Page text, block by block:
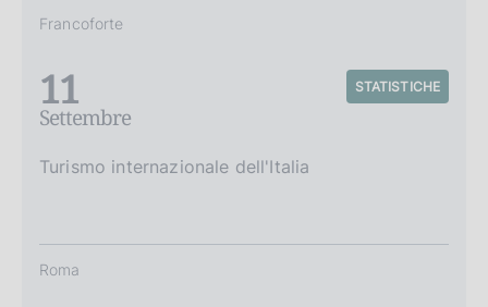
Francoforte
11
Settembre
STATISTICHE
Turismo internazionale dell'Italia
Roma